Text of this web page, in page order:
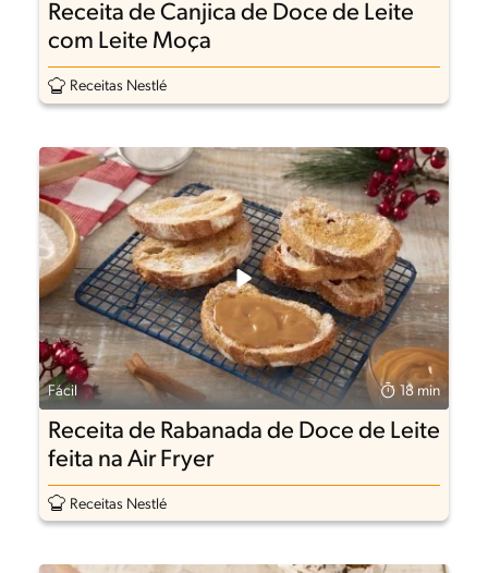
Receita de Canjica de Doce de Leite
com Leite Moça
Receitas Nestlé
Fácil 18 min
Receita de Rabanada de Doce de Leite
feita na Air Fryer
Receitas Nestlé